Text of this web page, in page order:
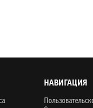
НАВИГАЦИЯ